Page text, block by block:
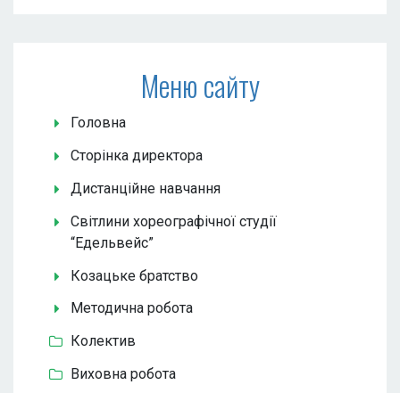
Меню сайту
Головна
Сторінка директора
Дистанційне навчання
Світлини хореографічної студії
“Едельвейс”
Козацьке братство
Методична робота
Колектив
Виховна робота